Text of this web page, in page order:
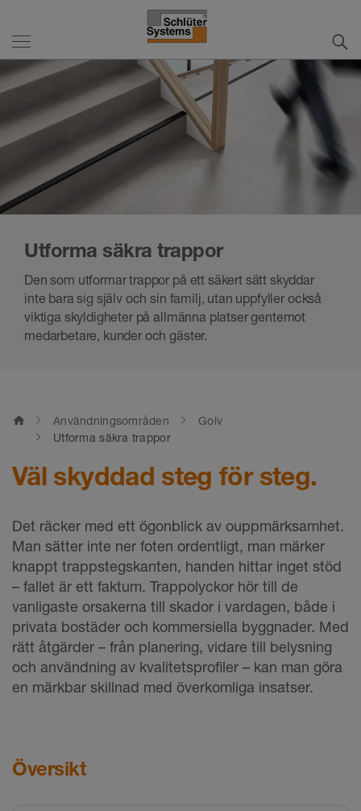
Utforma säkra trappor
Den som utformar trappor på ett säkert sätt skyddar
inte bara sig själv och sin familj, utan uppfyller också
viktiga skyldigheter på allmänna platser gentemot
medarbetare, kunder och gäster.
home Användningsområden
Golv
Utforma säkra trappor
Väl skyddad steg för steg.
Det räcker med ett ögonblick av ouppmärksamhet.
Man sätter inte ner foten ordentligt, man märker
knappt trappstegskanten, handen hittar inget stöd
– fallet är ett faktum. Trappolyckor hör till de
vanligaste orsakerna till skador i vardagen, både i
privata bostäder och kommersiella byggnader. Med
rätt åtgärder – från planering, vidare till belysning
och användning av kvalitetsprofiler – kan man göra
en märkbar skillnad med överkomliga insatser.
Översikt